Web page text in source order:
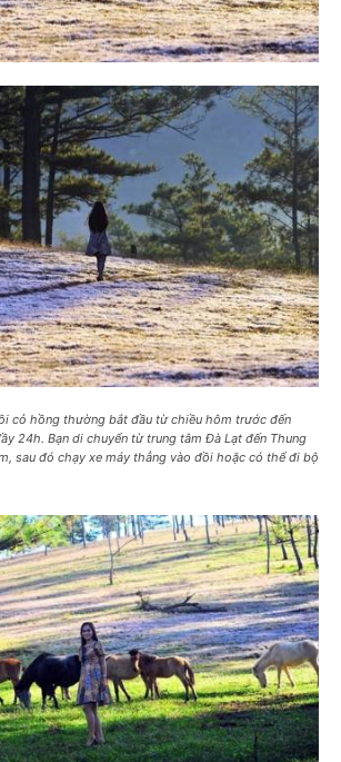
cỏ hồng thường bắt đầu từ chiều hôm trước đến
24h. Bạn di chuyển từ trung tâm Đà Lạt đến Thung
sau đó chạy xe máy thẳng vào đồi hoặc có thể đi bộ